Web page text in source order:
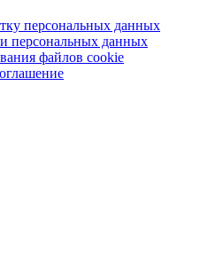
персональных данных
персональных данных
файлов cookie